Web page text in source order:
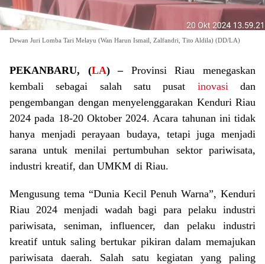
Dewan Juri Lomba Tari Melayu (Wan Harun Ismail, Zalfandri, Tito Aldila) (DD/LA)
PEKANBARU, (LA) –Provinsi Riau menegaskan
kembali sebagai salah satu pusat inovasidan
pengembangan dengan menyelenggarakan Kenduri Riau
2024 pada 18-20 Oktober 2024. Acara tahunan ini tidak
hanya menjadi perayaan budaya, tetapi juga menjadi
sarana untuk menilai pertumbuhan sektor pariwisata,
industri kreatif, dan UMKM di Riau.
Mengusung tema “Dunia Kecil Penuh Warna”, Kenduri
Riau 2024 menjadi wadah bagi para pelaku industri
pariwisata, seniman, influencer, dan pelaku industri
kreatif untuk saling bertukar pikiran dalam memajukan
pariwisata daerah. Salah satu kegiatan yang paling